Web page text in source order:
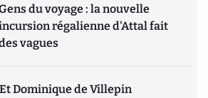
du voyage : la nouvelle
régalienne d'Attal fait
vagues
Et Dominique de Villepin